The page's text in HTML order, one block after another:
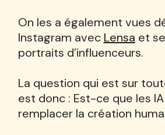
On les a également vues
Instagram avec Lensa et
portraits d’influenceurs.
La question qui est sur
est donc : Est-ce que les
remplacer la création